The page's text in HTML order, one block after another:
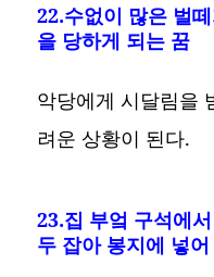
22.수없이 많은 벌
을 당하게 되는 꿈
악당에게 시달림을
려운 상황이 된다.
23.집 부엌 구석에
두 잡아 봉지에 넣